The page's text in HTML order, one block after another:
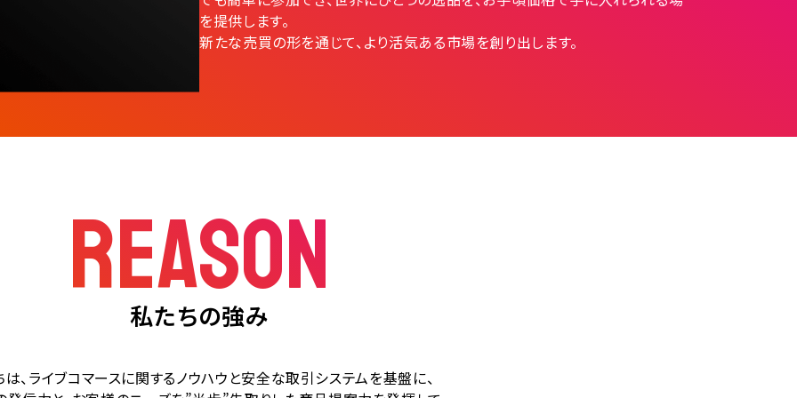
を提供します。
新たな売買の形を通じて、より活気ある市場を創り出します。
REASON
私たちの強み
、ライブコマースに関するノウハウと安全な取引システムを基盤に、